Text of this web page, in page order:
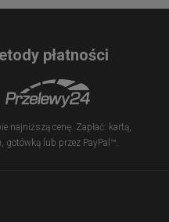
płatności
najniższą cenę. Zapłać: kartą,
gotówką lub przez PayPal™.